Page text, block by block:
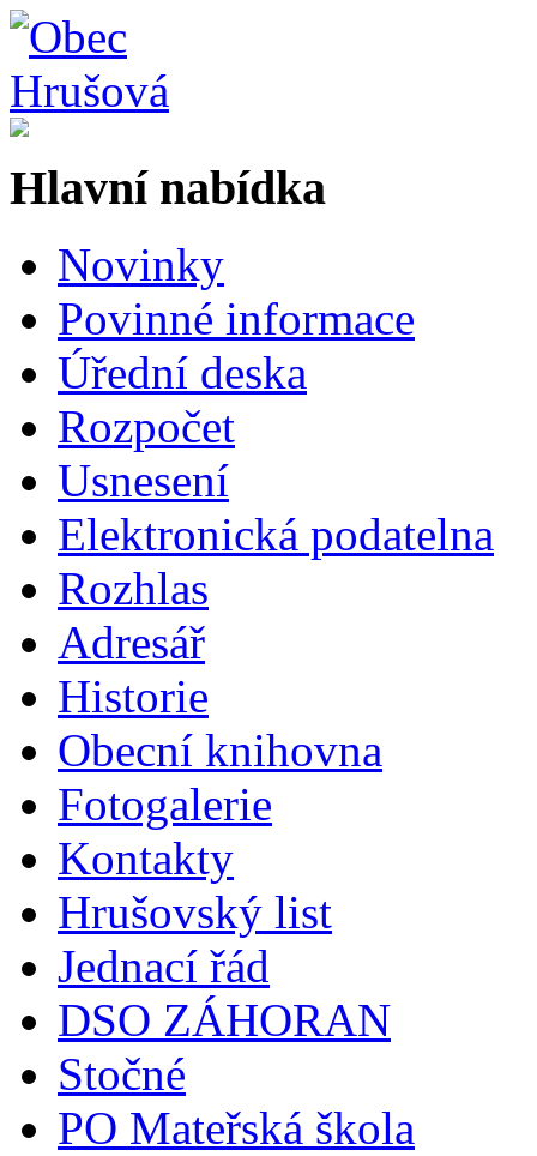
Hlavní nabídka
Novinky
Povinné informace
Úřední deska
Rozpočet
Usnesení
Elektronická podatelna
Rozhlas
Adresář
Historie
Obecní knihovna
Fotogalerie
Kontakty
Hrušovský list
Jednací řád
DSO ZÁHORAN
Stočné
PO Mateřská škola